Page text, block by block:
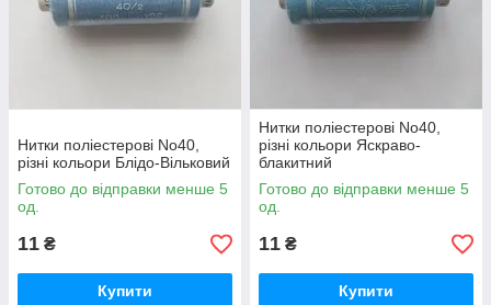
Нитки поліестерові No40,
різні кольори Блідо-Вільковий
Готово до відправки менше 5
од.
11 ₴
Купити
Нитки поліестерові No40,
різні кольори Яскраво-
блакитний
Готово до відправки менше 5
од.
11 ₴
Купити